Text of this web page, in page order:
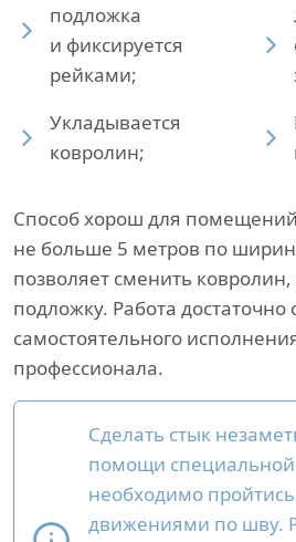
подложка
и фиксируется
рейками;
Укладывается
ковролин;
Способ хорош для
не больше 5 метров по
позволяет сменить
подложку. Работа достаточно
самостоятельного
профессионала.
Сделать стык
помощи специальной
необходимо
движениями по шву.